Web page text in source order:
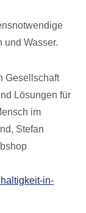
und Wasser.
Gesellschaft
Lösungen für
im
Stefan
in-